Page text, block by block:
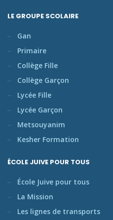
LE GROUPE SCOLAIRE
Gan
Primaire
Collège Fille
Collège Garçon
Lycée Fille
Lycée Garçon
Metsouyanim
Kesher Formation
ÉCOLE JUIVE POUR TOUS
École Juive pour tous
La Mission
Les lignes de transports